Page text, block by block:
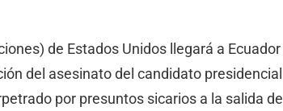
de Estados Unidos llegará a Ecuador
del asesinato del candidato presidencial
por presuntos sicarios a la salida de